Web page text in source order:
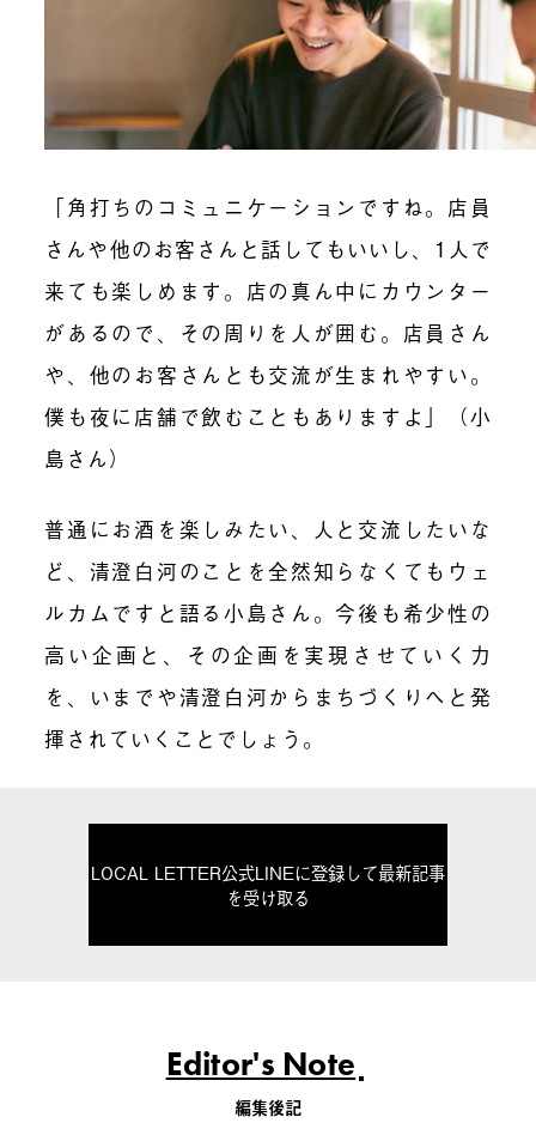
「角打ちのコミュニケーションですね。店員
さんや他のお客さんと話してもいいし、1人で
来ても楽しめます。店の真ん中にカウンター
があるので、その周りを人が囲む。店員さん
や、他のお客さんとも交流が生まれやすい。
僕も夜に店舗で飲むこともありますよ」（小
島さん）
普通にお酒を楽しみたい、人と交流したいな
ど、清澄白河のことを全然知らなくてもウェ
ルカムですと語る小島さん。今後も希少性の
高い企画と、その企画を実現させていく力
を、いまでや清澄白河からまちづくりへと発
揮されていくことでしょう。
LOCAL LETTER公式LINEに登録して最新記事
を受け取る
Editor's Note
編集後記